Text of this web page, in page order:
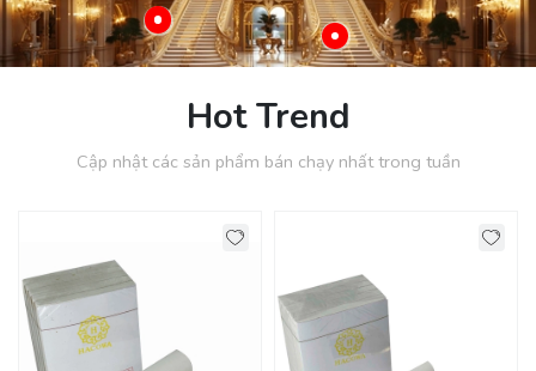
Hot Trend
Cập nhật các sản phẩm bán chạy nhất trong tuần